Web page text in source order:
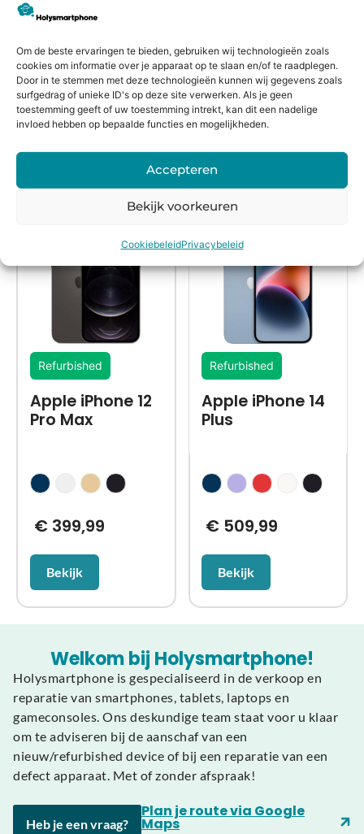
Om de beste ervaringen te bieden, gebruiken wij technologieën zoals
cookies om informatie over je apparaat op te slaan en/of te raadplegen.
Door in te stemmen met deze technologieën kunnen wij gegevens zoals
surfgedrag of unieke ID's op deze site verwerken. Als je geen
toestemming geeft of uw toestemming intrekt, kan dit een nadelige
invloed hebben op bepaalde functies en mogelijkheden.
Accepteren
Bekijk voorkeuren
CookiebeleidPrivacybeleid
€439,99 €229,99
Refurbished
Apple iPhone 12
Pro Max
€399,99
Bekijk
Refurbished
Apple iPhone 14
Plus
€ 509,99
Bekijk
Welkom bij Holysmartphone!
Holysmartphone is gespecialiseerd in de verkoop en
reparatie van smartphones, tablets, laptops en
gameconsoles. Ons deskundige team staat voor u klaar
om te adviseren bij de aanschaf van een
nieuw/refurbished device of bij een reparatie van een
defect apparaat. Met of zonder afspraak!
Heb je een vraag?
Plan je route via Google
Maps